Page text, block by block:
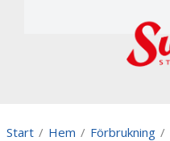
Start / Hem / Förbrukning /